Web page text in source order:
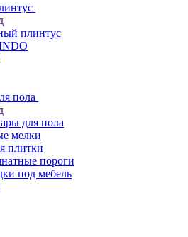
плинтус
пола
для пола
мелки
плитки
пороги
под мебель